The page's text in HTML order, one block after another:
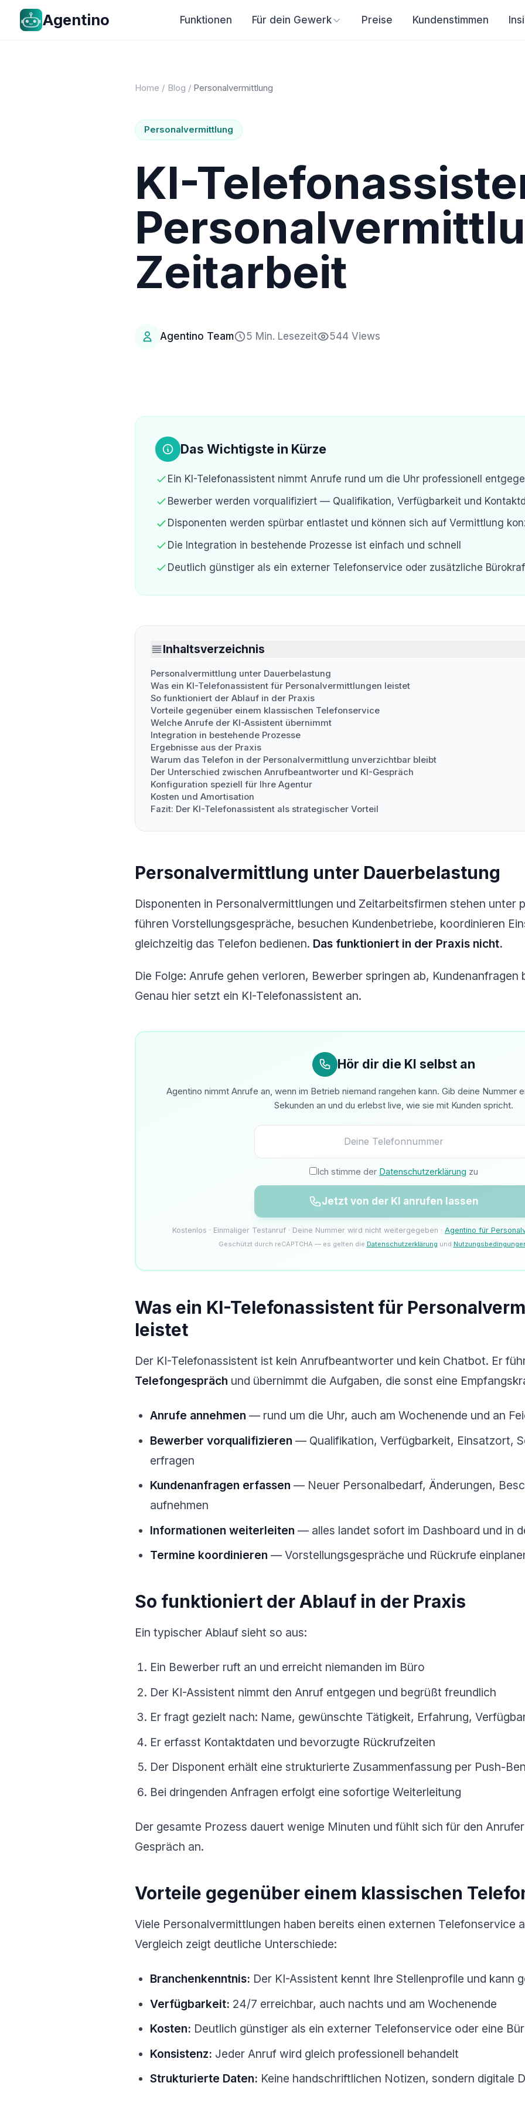
Agentino Funktionen Für dein Gewerk Preise Kundenstimmen
Home / Blog / Personalvermittlung
Personalvermittlung
KI-
Zeitarbeit
Agentino Team 5 Min. Lesezeit 544 Views
Das Wichtigste in Kürze
Ein KI-Telefonassistent nimmt Anrufe rund um die Uhr professionell
Bewerber werden vorqualifiziert — Qualifikation, Verfügbarkeit und
Disponenten werden spürbar entlastet und können sich auf Vermittlung
Die Integration in bestehende Prozesse ist einfach und schnell
Deutlich günstiger als ein externer Telefonservice oder zusätzliche
Inhaltsverzeichnis
Personalvermittlung unter Dauerbelastung
Was ein KI-Telefonassistent für Personalvermittlungen leistet
So funktioniert der Ablauf in der Praxis
Vorteile gegenüber einem klassischen Telefonservice
Welche Anrufe der KI-Assistent übernimmt
Integration in bestehende Prozesse
Ergebnisse aus der Praxis
Warum das Telefon in der Personalvermittlung unverzichtbar bleibt
Der Unterschied zwischen Anrufbeantworter und KI-Gespräch
Konfiguration speziell für Ihre Agentur
Kosten und Amortisation
Fazit: Der KI-Telefonassistent als strategischer Vorteil
Personalvermittlung unter Dauerbelastung
Disponenten in Personalvermittlungen und Zeitarbeitsfirmen stehen unter
führen Vorstellungsgespräche, besuchen Kundenbetriebe, koordinieren
gleichzeitig das Telefon bedienen. Das funktioniert in der Praxis nicht.
Die Folge: Anrufe gehen verloren, Bewerber springen ab,
Genau hier setzt ein KI-Telefonassistent an.
Hör dir die KI selbst an
Agentino nimmt Anrufe an, wenn im Betrieb niemand rangehen kann. Gib deine Nummer
Sekunden an und du erlebst live, wie sie mit Kunden spricht.
Ich stimme der Datenschutzerklärung zu
Jetzt von der KI anrufen lassen
Kostenlos · Einmaliger Testanruf · Deine Nummer wird nicht weitergegeben · Agentino für
Geschützt durch reCAPTCHA — es gelten die Datenschutzerklärung und
Was ein KI-Telefonassistent für
leistet
Der KI-Telefonassistent ist kein Anrufbeantworter und kein Chatbot. Er
Telefongespräch und übernimmt die Aufgaben, die sonst eine
Anrufe annehmen — rund um die Uhr, auch am Wochenende und an
Bewerber vorqualifizieren — Qualifikation, Verfügbarkeit, Einsatzort,
erfragen
Kundenanfragen erfassen — Neuer Personalbedarf, Änderungen,
aufnehmen
Informationen weiterleiten — alles landet sofort im Dashboard und in
Termine koordinieren — Vorstellungsgespräche und Rückrufe
So funktioniert der Ablauf in der Praxis
Ein typischer Ablauf sieht so aus:
Ein Bewerber ruft an und erreicht niemanden im Büro
Der KI-Assistent nimmt den Anruf entgegen und begrüßt freundlich
Er fragt gezielt nach: Name, gewünschte Tätigkeit, Erfahrung,
Er erfasst Kontaktdaten und bevorzugte Rückrufzeiten
Der Disponent erhält eine strukturierte Zusammenfassung per Push-
Bei dringenden Anfragen erfolgt eine sofortige Weiterleitung
Der gesamte Prozess dauert wenige Minuten und fühlt sich für den
Gespräch an.
Vorteile gegenüber einem klassischen
Viele Personalvermittlungen haben bereits einen externen Telefonservice
Vergleich zeigt deutliche Unterschiede:
Branchenkenntnis: Der KI-Assistent kennt Ihre Stellenprofile und kann
Verfügbarkeit: 24/7 erreichbar, auch nachts und am Wochenende
Kosten: Deutlich günstiger als ein externer Telefonservice oder eine
Konsistenz: Jeder Anruf wird gleich professionell behandelt
Strukturierte Daten: Keine handschriftlichen Notizen, sondern digitale